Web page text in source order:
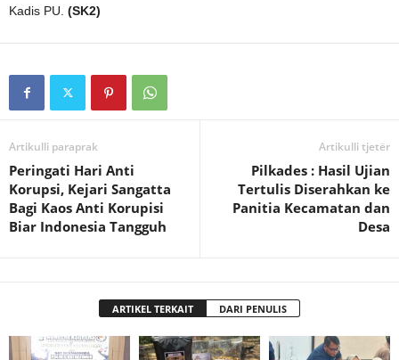
Kadis PU. (SK2)
Artikulli paraprak
Peringati Hari Anti
Korupsi, Kejari Sangatta
Bagi Kaos Anti Korupisi
Biar Indonesia Tangguh
Artikulli tjetër
Pilkades : Hasil Ujian
Tertulis Diserahkan ke
Panitia Kecamatan dan
Desa
ARTIKEL TERKAIT DARI PENULIS